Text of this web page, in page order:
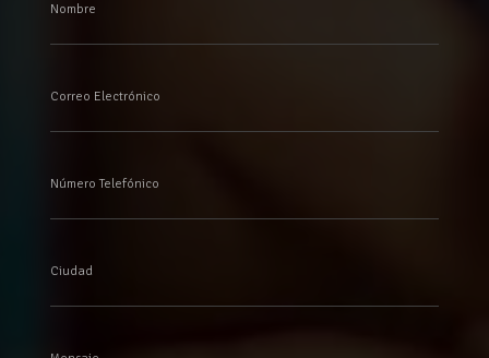
Nombre
Correo Electrónico
Número Telefónico
Ciudad